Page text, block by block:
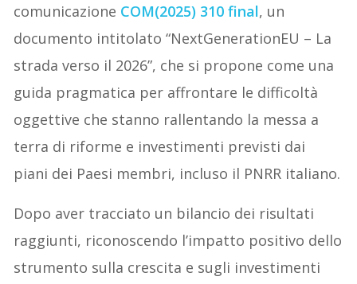
comunicazione COM(2025) 310 final, un
documento intitolato “NextGenerationEU – La
strada verso il 2026”, che si propone come una
guida pragmatica per affrontare le difficoltà
oggettive che stanno rallentando la messa a
terra di riforme e investimenti previsti dai
piani dei Paesi membri, incluso il PNRR italiano.
Dopo aver tracciato un bilancio dei risultati
raggiunti, riconoscendo l’impatto positivo dello
strumento sulla crescita e sugli investimenti